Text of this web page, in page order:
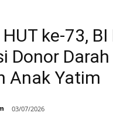
ke-73, BI
Donor
Anak Yatim
03/07/2026